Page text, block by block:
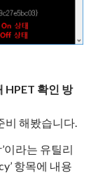
HPET 확인 방
비 해봤습니다.
이라는 유틸리
항목에 내용